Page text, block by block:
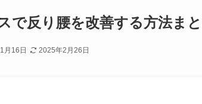
で反り腰を改善する方法ま
月16日 2025年2月26日